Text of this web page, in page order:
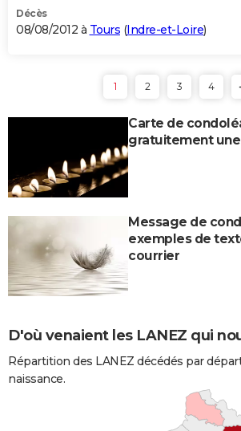
Décès
08/08/2012 à Tours (Indre-et-Loire)
1 2 3 4
Carte de
gratuitement
Message de
exemples de
courrier
D'où venaient les LANEZ qui
Répartition des LANEZ décédés par
naissance.